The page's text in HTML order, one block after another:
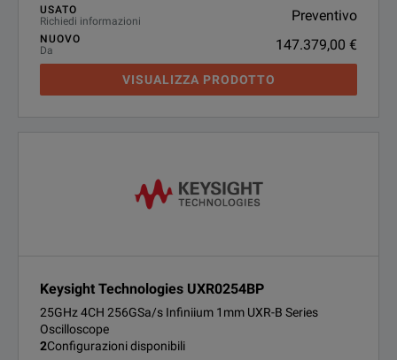
USATO
Richiedi informazioni
Preventivo
NUOVO
Da
147.379,00 €
VISUALIZZA PRODOTTO
Keysight Technologies UXR0254BP
25GHz 4CH 256GSa/s Infiniium 1mm UXR-B Series
Oscilloscope
2Configurazioni disponibili